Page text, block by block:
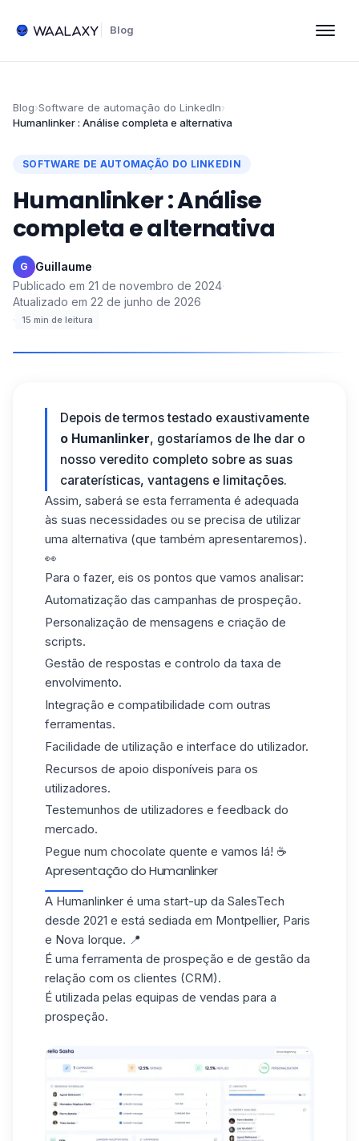
Blog
Blog›Software de automação do LinkedIn›
Humanlinker : Análise completa e alternativa
SOFTWARE DE AUTOMAÇÃO DO LINKEDIN
Humanlinker : Análise
completa e alternativa
G Guillaume·
Publicado em 21 de novembro de 2024·
Atualizado em 22 de junho de 2026
·
15 min de leitura
Depois de termos testado exaustivamente
o Humanlinker, gostaríamos de lhe dar o
nosso veredito completo sobre as suas
caraterísticas, vantagens e limitações.
Assim, saberá se esta ferramenta é adequada
às suas necessidades ou se precisa de utilizar
uma alternativa (que também apresentaremos).
👀
Para o fazer, eis os pontos que vamos analisar:
Automatização das campanhas de prospeção.
Personalização de mensagens e criação de
scripts.
Gestão de respostas e controlo da taxa de
envolvimento.
Integração e compatibilidade com outras
ferramentas.
Facilidade de utilização e interface do utilizador.
Recursos de apoio disponíveis para os
utilizadores.
Testemunhos de utilizadores e feedback do
mercado.
Pegue num chocolate quente e vamos lá! ☕️
Apresentação do Humanlinker
A Humanlinker é uma start-up da SalesTech
desde 2021 e está sediada em Montpellier, Paris
e Nova Iorque. 📍
É uma ferramenta de prospeção e de gestão da
relação com os clientes (CRM).
É utilizada pelas equipas de vendas para a
prospeção.